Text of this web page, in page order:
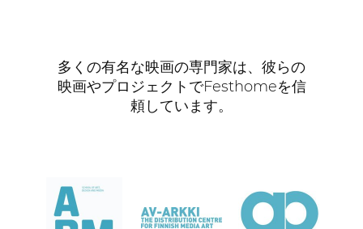
多くの有名な映画の専門家は、彼らの
映画やプロジェクトでFesthomeを信
頼しています。